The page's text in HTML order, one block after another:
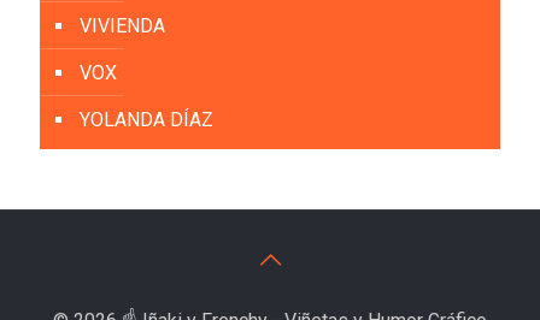
VIVIENDA
VOX
YOLANDA DÍAZ